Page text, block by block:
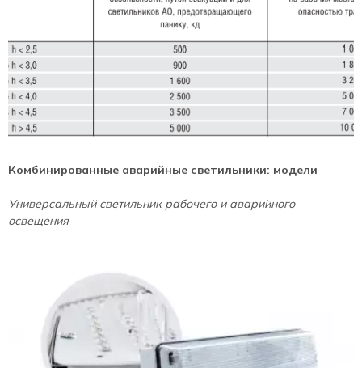
Комбинированные аварийные светильники: модели
Универсальный светильник рабочего и аварийного
освещения